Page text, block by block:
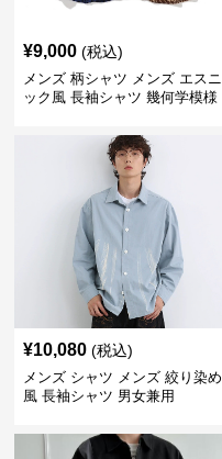
¥9,000 (税込)
メンズ 柄シャツ メンズ エスニ
ック風 長袖シャツ 幾何学模様
¥10,080 (税込)
メンズ シャツ メンズ 絞り染め
風 長袖シャツ 男女兼用